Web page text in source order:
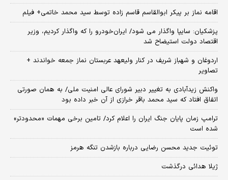
اقامه نماز بر پیکر ابوالقاسم قاسم زاده توسط سید محمد خاتمی+ فیلم
پزشکیان: سایپا واگذار می شود/ ایران‌خودرو را که واگذار کردیم، وزیر
اقتصاد دولت استیضاح شد
اردوغان و شهباز شریف در کنار ولیعهد عربستان نماز جمعه خواندند +
تصاویر
واکنش زیدآبادی به تغییر دبیر شورای عالی امنیت ملی/ به همان صورتی
اتفاق افتاد که سید محمد باقر خرازی از آن خبر داده بود
ترامپ زمان پایان جنگ ایران را اعلام کرد/ تامین برخی مهمات «محدودتر»
شده است
توئیت جدید محسن رضایی درباره بازشدن تنگه هرمز
ژیلا هدائی درگذشت